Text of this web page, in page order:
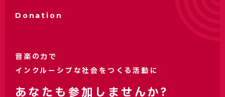
Donation
音楽の力で
インクルーシブな社会をつくる活動に
あなたも参加しませんか?